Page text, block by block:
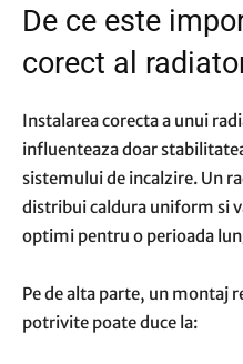
De ce este
corect al
Instalarea corecta a unui
influenteaza doar
sistemului de incalzire. Un
distribui caldura uniform si
optimi pentru o perioada
Pe de alta parte, un montaj
potrivite poate duce la: